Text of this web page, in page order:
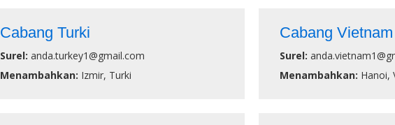
Cabang Turki
Surel: anda.turkey1@gmail.com
Menambahkan: Izmir, Turki
Cabang Vietnam
Surel:
Menambahkan: Hanoi,